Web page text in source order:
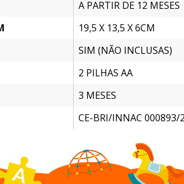
A PARTIR DE 12 MESES
19,5 X 13,5 X 6CM
SIM (NÃO INCLUSAS)
2 PILHAS AA
3 MESES
CE-BRI/INNAC 000893/